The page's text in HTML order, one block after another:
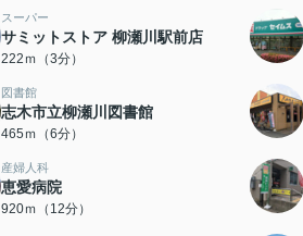
スーパー
サミットストア 柳瀬川駅前店
222ｍ（3分）
図書館
志木市立柳瀬川図書館
465ｍ（6分）
産婦人科
恵愛病院
920ｍ（12分）